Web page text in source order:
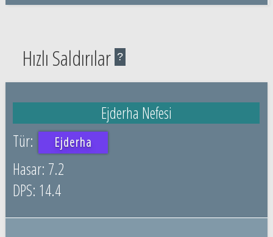
Hızlı Saldırılar ?
Ejderha Nefesi
Ejderha
7.2
14.4